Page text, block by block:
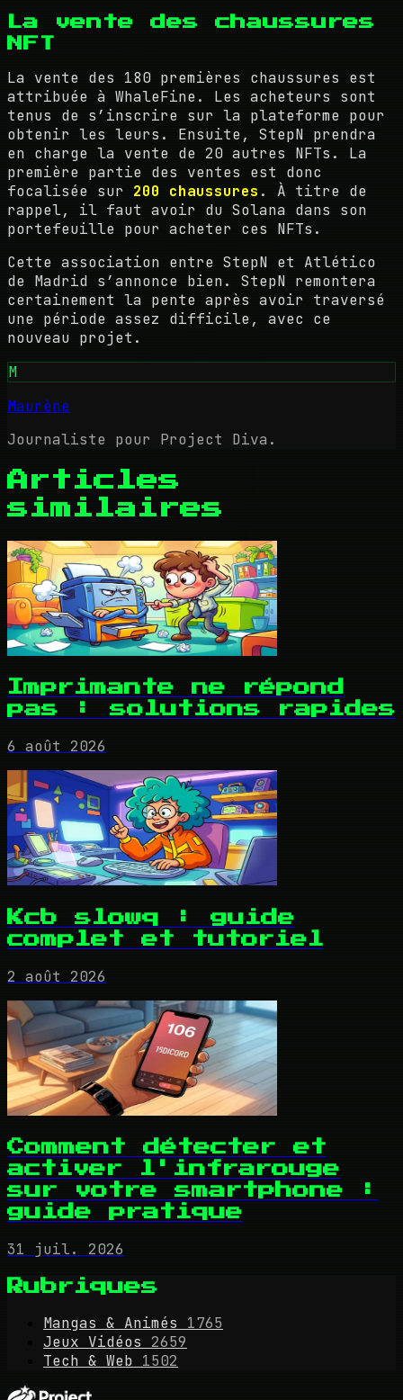
La vente des chaussures
NFT
La vente des 180 premières chaussures est
attribuée à WhaleFine. Les acheteurs sont
tenus de s’inscrire sur la plateforme pour
obtenir les leurs. Ensuite, StepN prendra
en charge la vente de 20 autres NFTs. La
première partie des ventes est donc
focalisée sur 200 chaussures . À titre de
rappel, il faut avoir du Solana dans son
portefeuille pour acheter ces NFTs.
Cette association entre StepN et Atlético
de Madrid s’annonce bien. StepN remontera
certainement la pente après avoir traversé
une période assez difficile, avec ce
nouveau projet.
M
Maurène
Journaliste pour Project Diva.
Articles
similaires
Imprimante ne répond
pas : solutions rapides
6 août 2026
Kcb slowq : guide
complet et tutoriel
2 août 2026
Comment détecter et
activer l'infrarouge
sur votre smartphone :
guide pratique
31 juil. 2026
Rubriques
Mangas & Animés
1765
Jeux Vidéos
2659
Tech & Web 1502